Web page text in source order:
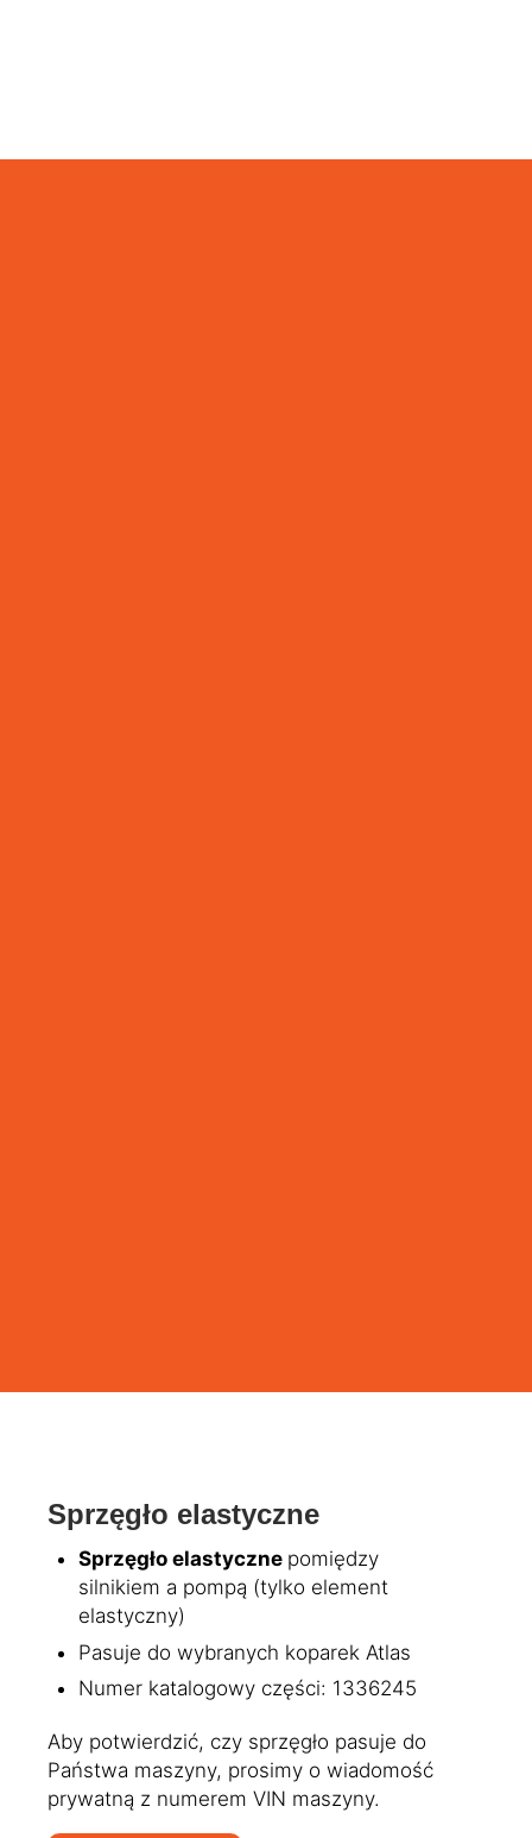
Sprzęgło elastyczne
Sprzęgło elastyczne pomiędzy
silnikiem a pompą (tylko element
elastyczny)
Pasuje do wybranych koparek Atlas
Numer katalogowy części: 1336245
Aby potwierdzić, czy sprzęgło pasuje do
Państwa maszyny, prosimy o wiadomość
prywatną z numerem VIN maszyny.